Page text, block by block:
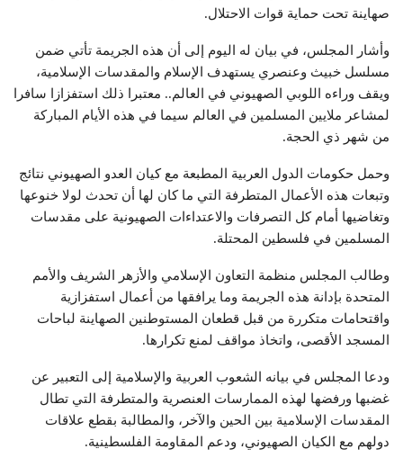
صهاينة تحت حماية قوات الاحتلال.
وأشار المجلس، في بيان له اليوم إلى أن هذه الجريمة تأتي ضمن
مسلسل خبيث وعنصري يستهدف الإسلام والمقدسات الإسلامية،
ويقف وراءه اللوبي الصهيوني في العالم.. معتبرا ذلك استفزازا سافرا
لمشاعر ملايين المسلمين في العالم سيما في هذه الأيام المباركة
من شهر ذي الحجة.
وحمل حكومات الدول العربية المطبعة مع كيان العدو الصهيوني نتائج
وتبعات هذه الأعمال المتطرفة التي ما كان لها أن تحدث لولا خنوعها
وتغاضيها أمام كل التصرفات والاعتداءات الصهيونية على مقدسات
المسلمين في فلسطين المحتلة.
وطالب المجلس منظمة التعاون الإسلامي والأزهر الشريف والأمم
المتحدة بإدانة هذه الجريمة وما يرافقها من أعمال استفزازية
واقتحامات متكررة من قبل قطعان المستوطنين الصهاينة لباحات
المسجد الأقصى، واتخاذ مواقف لمنع تكرارها.
ودعا المجلس في بيانه الشعوب العربية والإسلامية إلى التعبير عن
غضبها ورفضها لهذه الممارسات العنصرية والمتطرفة التي تطال
المقدسات الإسلامية بين الحين والآخر، والمطالبة بقطع علاقات
دولهم مع الكيان الصهيوني، ودعم المقاومة الفلسطينية.